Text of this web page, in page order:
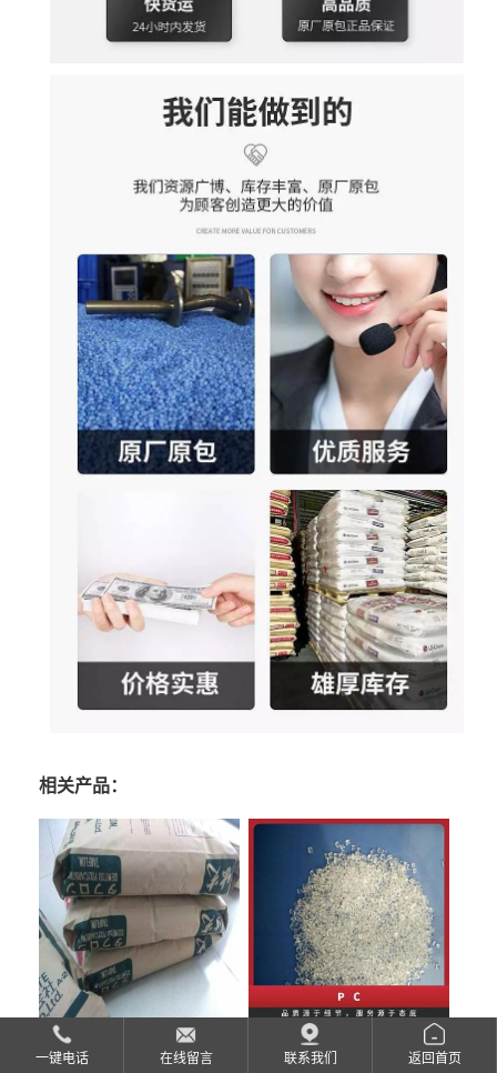
相关产品：
pc TARFLON NEO AG1640 pc TARFLON RY2200
一键电话 在线留言 联系我们 返回首页